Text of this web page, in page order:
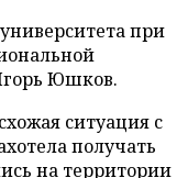
при
Юшков.
ситуация с
получать
на территории